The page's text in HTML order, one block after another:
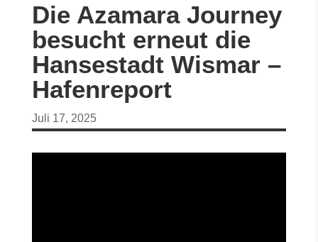
Die Azamara Journey
besucht erneut die
Hansestadt Wismar –
Hafenreport
Juli 17, 2025